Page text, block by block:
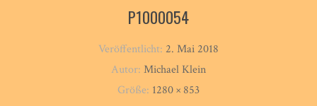
P1000054
Veröffentlicht: 2. Mai 2018
Autor: Michael Klein
Größe: 1280 × 853